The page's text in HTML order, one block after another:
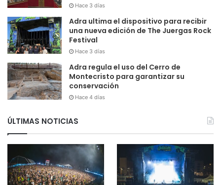
Hace 3 días
Adra ultima el dispositivo para recibir
una nueva edición de The Juergas Rock
Festival
Hace 3 días
Adra regula el uso del Cerro de
Montecristo para garantizar su
conservación
Hace 4 días
ÚLTIMAS NOTICIAS